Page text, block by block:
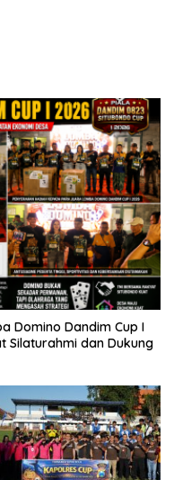
Domino Dandim Cup I
Silaturahmi dan Dukung